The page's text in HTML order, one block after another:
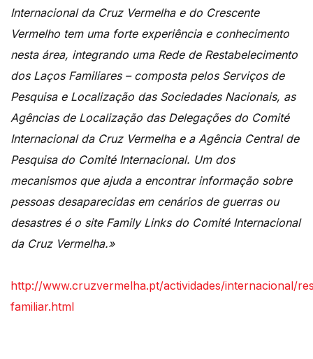
Internacional da Cruz Vermelha e do Crescente
Vermelho tem uma forte experiência e conhecimento
nesta área, integrando uma Rede de Restabelecimento
dos Laços Familiares – composta pelos Serviços de
Pesquisa e Localização das Sociedades Nacionais, as
Agências de Localização das Delegações do Comité
Internacional da Cruz Vermelha e a Agência Central de
Pesquisa do Comité Internacional. Um dos
mecanismos que ajuda a encontrar informação sobre
pessoas desaparecidas em cenários de guerras ou
desastres é o site Family Links do Comité Internacional
da Cruz Vermelha.»
http://www.cruzvermelha.pt/actividades/internacional/
familiar.html